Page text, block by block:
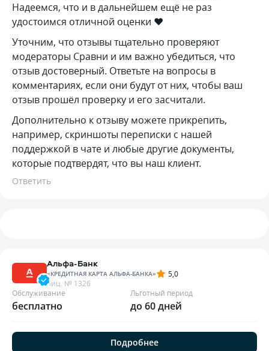
Надеемся, что и в дальнейшем ещё не раз
удостоимся отличной оценки ❤️
Уточним, что отзывы тщательно проверяют
модераторы Сравни и им важно убедиться, что
отзыв достоверный. Ответьте на вопросы в
комментариях, если они будут от них, чтобы ваш
отзыв прошёл проверку и его засчитали.
Дополнительно к отзыву можете прикрепить,
например, скриншоты переписки с нашей
поддержкой в чате и любые другие документы,
которые подтвердят, что вы наш клиент.
Ответить
Альфа-Банк
«КРЕДИТНАЯ КАРТА АЛЬФА-БАНКА»
5,0
лиц. № 1326
Обслуживание
бесплатно
Льготный период
до 60 дней
Подробнее